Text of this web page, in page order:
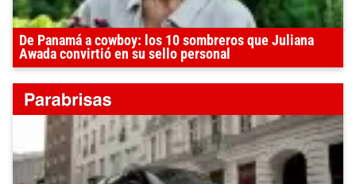
De Panamá a cowboy: los 10 sombreros que Juliana
Awada convirtió en su sello personal